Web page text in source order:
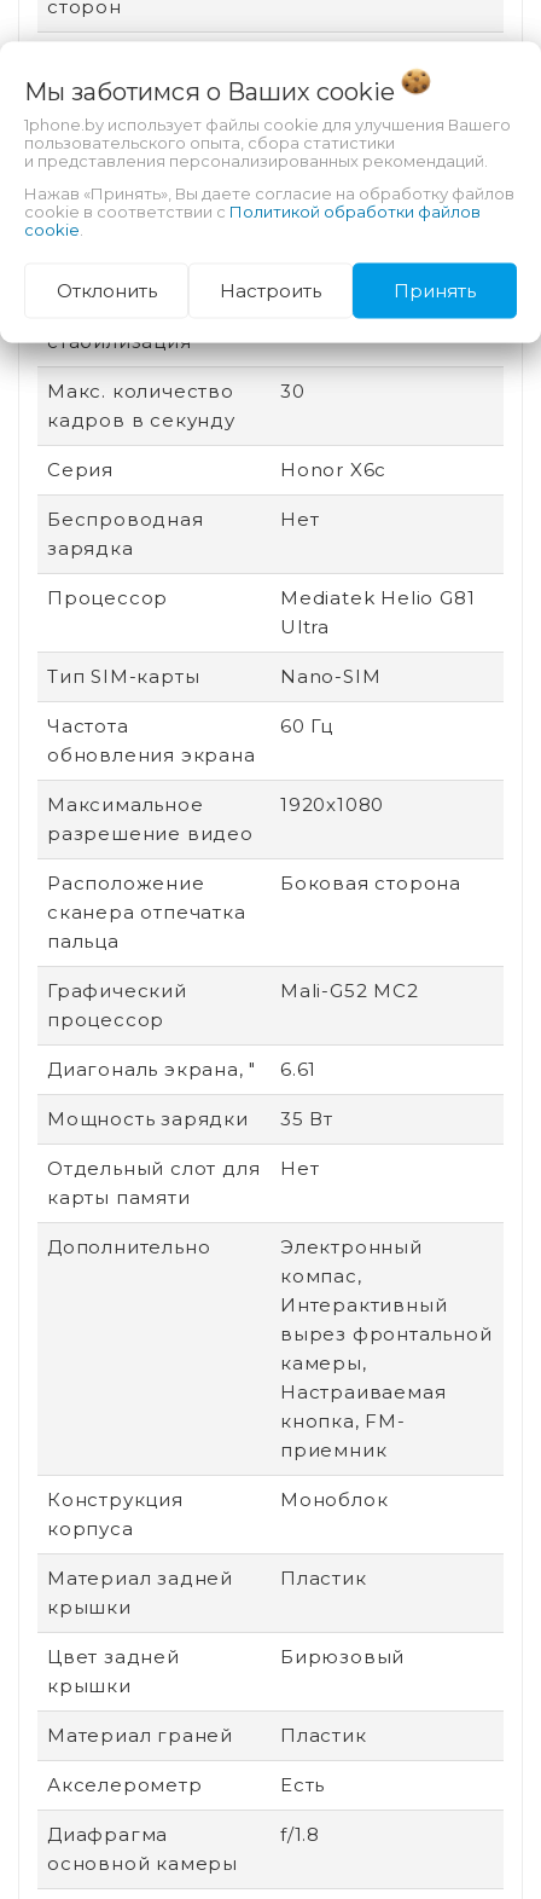
сторон
Быстрая зарядка Есть
Количество ядер
процессора
8
Количество
стабилизация
Макс. количество
кадров в секунду
30
Серия Honor X6c
Беспроводная
зарядка
Нет
Процессор
Mediatek Helio G81
Ultra
Тип SIM-карты Nano-SIM
Частота
обновления экрана
60 Гц
Максимальное
разрешение видео
1920x1080
Расположение
сканера отпечатка
пальца
Боковая сторона
Графический
процессор
Mali-G52 MC2
Диагональ экрана, " 6.61
Мощность зарядки 35 Вт
Отдельный слот для
карты памяти
Нет
Дополнительно
Электронный
компас,
Интерактивный
вырез фронтальной
камеры,
Настраиваемая
кнопка, FM-
приемник
Конструкция
корпуса
Моноблок
Материал задней
крышки
Пластик
Цвет задней
крышки
Бирюзовый
Материал граней Пластик
Акселерометр Есть
Диафрагма
основной камеры
f/1.8
Мы заботимся о Ваших cookie
1phone.by использует файлы cookie для улучшения Вашего
пользовательского опыта, сбора статистики
и представления персонализированных рекомендаций.
Нажав «Принять», Вы даете согласие на обработку файлов
cookie в соответствии с Политикой обработки файлов
cookie
Отклонить Настроить Принять